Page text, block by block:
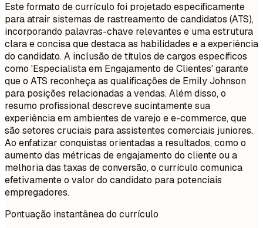
Este formato de currículo foi projetado especificamente
para atrair sistemas de rastreamento de candidatos (ATS),
incorporando palavras-chave relevantes e uma estrutura
clara e concisa que destaca as habilidades e a experiência
do candidato. A inclusão de títulos de cargos específicos
como 'Especialista em Engajamento de Clientes' garante
que o ATS reconheça as qualificações de Emily Johnson
para posições relacionadas a vendas. Além disso, o
resumo profissional descreve sucintamente sua
experiência em ambientes de varejo e e-commerce, que
são setores cruciais para assistentes comerciais juniores.
Ao enfatizar conquistas orientadas a resultados, como o
aumento das métricas de engajamento do cliente ou a
melhoria das taxas de conversão, o currículo comunica
efetivamente o valor do candidato para potenciais
empregadores.
Pontuação instantânea do currículo